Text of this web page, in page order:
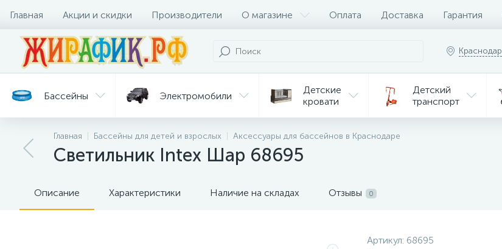
Главная Акции и скидки Производители О магазине Оплата Доставка Гарантия
Краснодар
Бассейны Электромобили
Детские
кровати
Детский
транспорт
Батуты Велосипеды Мебель Игрушки
и уход
горки
для кормления
Главная Бассейны для детей и взрослых Аксессуары для бассейнов в Краснодаре
Светильник Intex Шар 68695
Описание Характеристики Наличие на складах Отзывы 0
Артикул: 68695